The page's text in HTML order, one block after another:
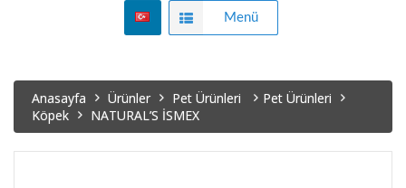
Menü
Anasayfa Ürünler Pet Ürünleri
Pet Ürünleri
Köpek
NATURAL’S İSMEX